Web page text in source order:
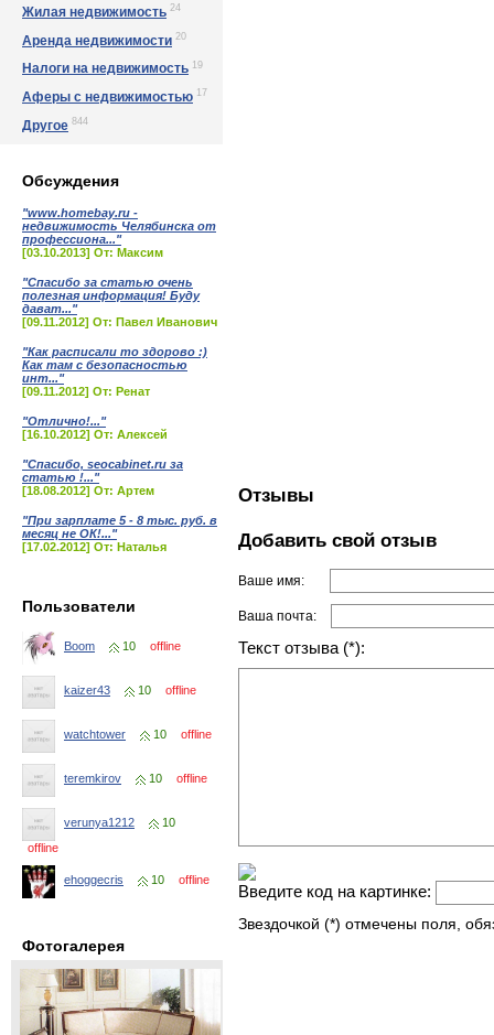
Жилая недвижимость 24
Аренда недвижимости 20
Налоги на недвижимость 19
Аферы с недвижимостью 17
Другое 844
Обсуждения
"www.homebay.ru -
недвижимость Челябинска от
профессиона..."
[03.10.2013] От: Максим
"Спасибо за статью очень
полезная информация! Буду
дават..."
[09.11.2012] От: Павел Иванович
"Как расписали то здорово :)
Как там с безопасностью
инт..."
[09.11.2012] От: Ренат
"Отлично!..."
[16.10.2012] От: Алексей
"Спасибо, seocabinet.ru за
статью !..."
[18.08.2012] От: Артем
"При зарплате 5 - 8 тыс. руб. в
месяц не ОК!..."
[17.02.2012] От: Наталья
Пользователи
Boom 10 offline
kaizer43 10 offline
watchtower 10 offline
teremkirov 10 offline
verunya1212
10
offline
ehoggecris 10 offline
Фотогалерея
Отзывы
Добавить свой отзыв
Ваше имя:
Ваша почта:
Текст отзыва (*):
Введите код на картинке:
Звездочкой (*) отмечены поля,